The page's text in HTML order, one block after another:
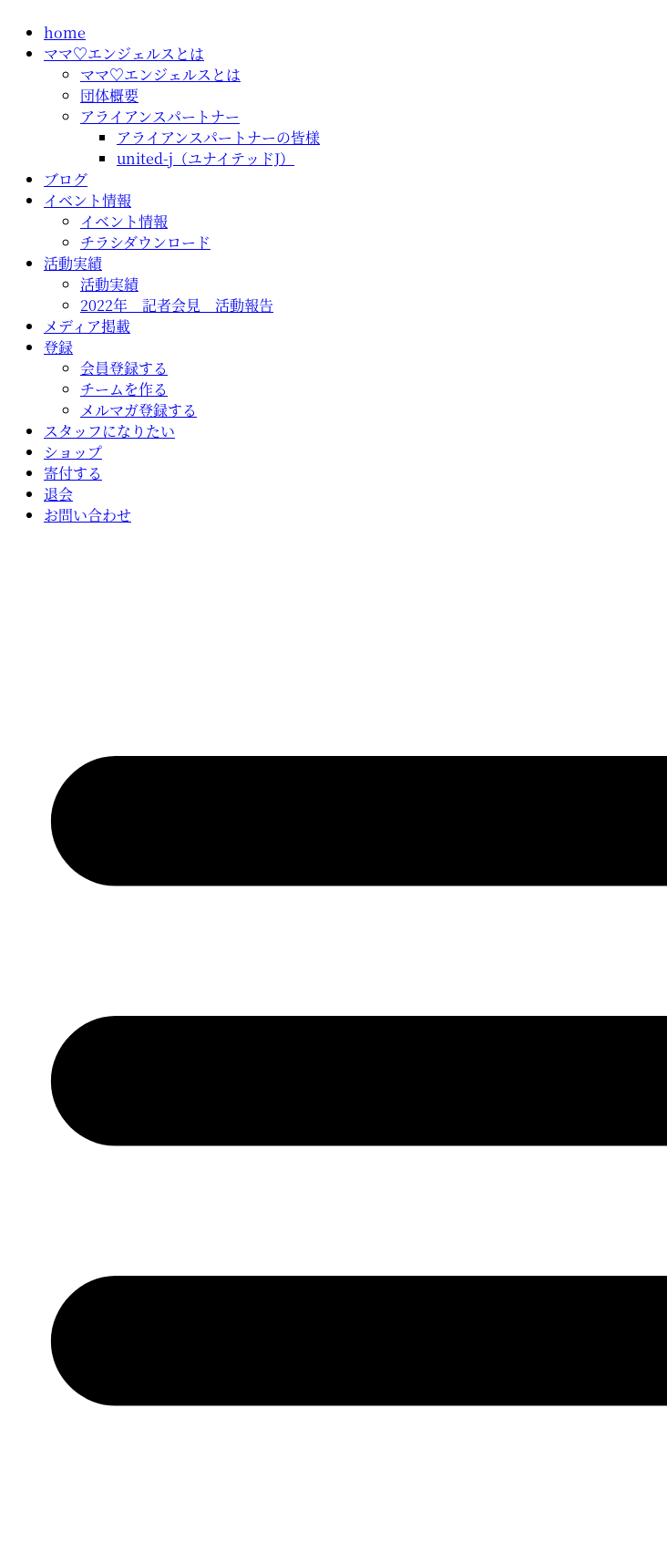
home
ママ♡エンジェルスとは
ママ♡エンジェルスとは
団体概要
アライアンスパートナー
アライアンスパートナーの皆様
united-j（ユナイテッドJ）
ブログ
イベント情報
イベント情報
チラシダウンロード
活動実績
活動実績
2022年 記者会見 活動報告
メディア掲載
登録
会員登録する
チームを作る
メルマガ登録する
スタッフになりたい
ショップ
寄付する
退会
お問い合わせ